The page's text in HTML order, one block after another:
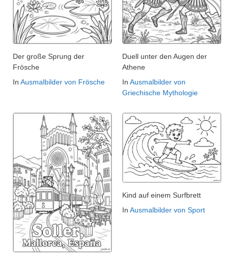
Der große Sprung der
Frösche
In Ausmalbilder von Frösche
Duell unter den Augen der
Athene
In Ausmalbilder von
Griechische Mythologie
Kind auf einem Surfbrett
In Ausmalbilder von Sport